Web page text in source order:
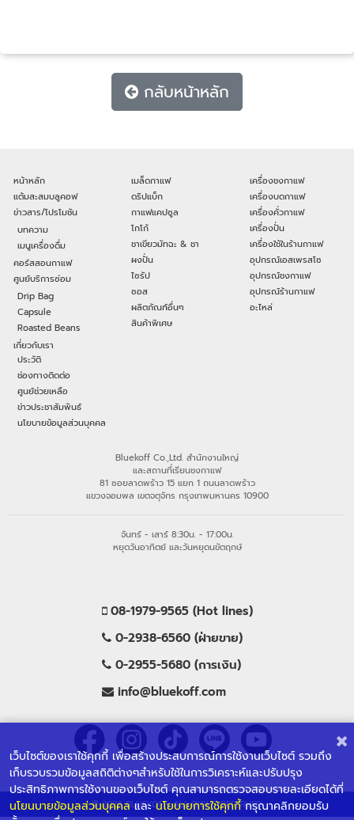
เว็บไซต์ของเราใช้คุกกี้ เพื่อสร้างประสบการณ์การใช้งานเว็บไซต์ รวมถึง
เก็บรวบรวมข้อมูลสถิติต่างๆสำหรับใช้ในการวิเคราะห์และปรับปรุง
ประสิทธิภาพการใช้งานของเว็บไซต์ คุณสามารถตรวจสอบรายละเอียดได้ที่
นโยนบายข้อมูลส่วนบุคคลและนโยบายการใช้คุกกี้กรุณาคลิกยอมรับ
กลับหน้าหลัก
หน้าหลัก
แต้มสะสมบลูคอฟ
ข่าวสาร/โปรโมชัน
บทความ
เมนูเครื่องดื่ม
คอร์สสอนกาแฟ
ศูนย์บริการซ่อม
Drip Bag
Capsule
Roasted Beans
เกี่ยวกับเรา
ประวัติ
ช่องทางติดต่อ
ศูนย์ช่วยเหลือ
ข่าวประชาสัมพันธ์
นโยบายข้อมูลส่วนบุคคล
เมล็ดกาแฟ
ดริปแบ็ก
กาแฟแคปซูล
โกโก้
ชาเขียวมัทฉะ & ชา
ผงปั่น
ไซรัป
ซอส
ผลิตภัณฑ์อื่นๆ
สินค้าพิเศษ
เครื่องชงกาแฟ
เครื่องบดกาแฟ
เครื่องคั่วกาแฟ
เครื่องปั่น
เครื่องใช้ในร้านกาแฟ
อุปกรณ์เอสเพรสโซ
อุปกรณ์ชงกาแฟ
อุปกรณ์ร้านกาแฟ
อะไหล่
Bluekoff Co.,Ltd. สำนักงานใหญ่
และสถานที่เรียนชงกาแฟ
81 ซอยลาดพร้าว 15 แยก 1 ถนนลาดพร้าว
แขวงจอมพล เขตจตุจักร กรุงเทพมหานคร 10900
จันทร์ - เสาร์ 8:30น. - 17:00น.
หยุดวันอาทิตย์ และวันหยุดนขัตฤกษ์
08-1979-9565 (Hot lines)
0-2938-6560 (ฝ่ายขาย)
0-2955-5680 (การเงิน)
info@bluekoff.com
© 2026 BLUEKOFF, ALL RIGHT RESERVED